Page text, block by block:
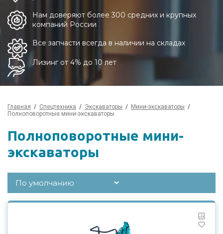
Нам доверяют более 300 средних и крупных
компаний России
Все запчасти всегда в наличии на складах
Лизинг от 4% до 10 лет
Главная Спецтехника Экскаваторы
Мини-экскаваторы
Полноповоротные мини-экскаваторы
Полноповоротные мини-
экскаваторы